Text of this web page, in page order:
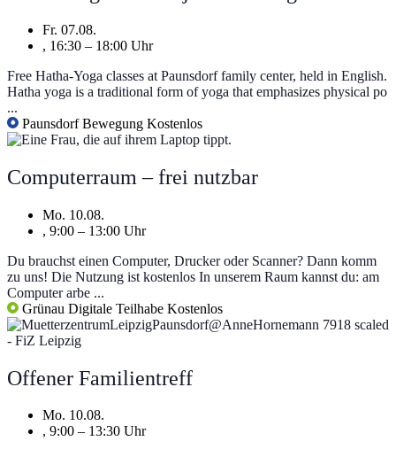
Fr. 07.08.
, 16:30 – 18:00 Uhr
Free Hatha-Yoga classes at Paunsdorf family center, held in English.
Hatha yoga is a traditional form of yoga that emphasizes physical po
...
PaunsdorfBewegung Kostenlos
Computerraum – frei nutzbar
Mo. 10.08.
, 9:00 – 13:00 Uhr
Du brauchst einen Computer, Drucker oder Scanner? Dann komm
zu uns! Die Nutzung ist kostenlos In unserem Raum kannst du: am
Computer arbe ...
GrünauDigitale Teilhabe Kostenlos
Offener Familientreff
Mo. 10.08.
, 9:00 – 13:30 Uhr